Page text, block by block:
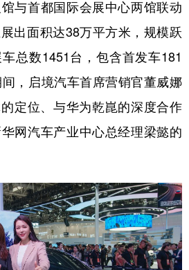
健康 军事
件 金融 汽车
信息化 数字经济
兴 银龄 溯源中国
时尚 悦读
路 亚太网 上市公司
与首都国际会展中心两馆联动
出面积达38万平方米，规模跃
总数1451台，包含首发车181
，启境汽车首席营销官董威娜
定位、与华为乾崑的深度合作
网汽车产业中心总经理梁懿的